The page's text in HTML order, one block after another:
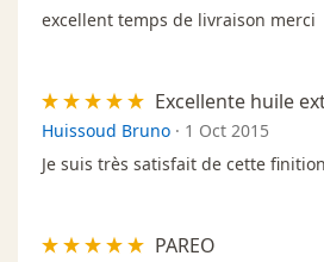
excellent temps de livraison merci
Excellente huile
Huissoud Bruno · 1 Oct 2015
Je suis très satisfait de cette finition
PAREO